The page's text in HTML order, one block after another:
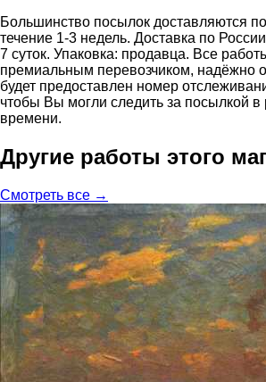
Большинство посылок доставляются
течение 1-3 недель. Доставка по
7 суток. Упаковка: продавца. Все
премиальным перевозчиком, надёжно
будет предоставлен номер
чтобы Вы могли следить за посылкой
времени.
Другие работы этого
Смотреть все →